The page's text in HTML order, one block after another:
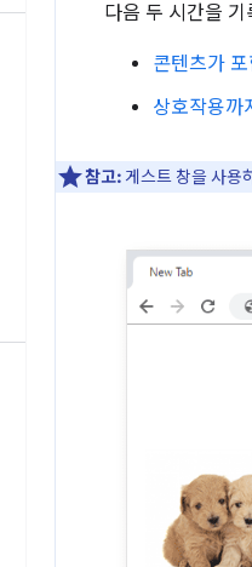
다음 두 시간을 기
콘텐츠가
상호작용까
참고: 게스트 창을 사용